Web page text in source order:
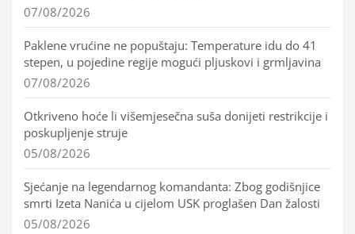
07/08/2026
Paklene vrućine ne popuštaju: Temperature idu do 41
stepen, u pojedine regije mogući pljuskovi i grmljavina
07/08/2026
Otkriveno hoće li višemjesečna suša donijeti restrikcije i
poskupljenje struje
05/08/2026
Sjećanje na legendarnog komandanta: Zbog godišnjice
smrti Izeta Nanića u cijelom USK proglašen Dan žalosti
05/08/2026